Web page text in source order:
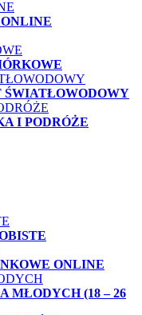
ŚWIATŁOWODOWY
I PODRÓŻE
ONLINE
MŁODYCH (18 – 26